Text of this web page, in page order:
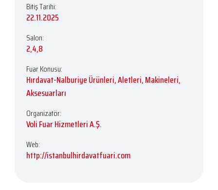
Bitiş Tarihi:
22.11.2025
Salon:
2,4,8
Fuar Konusu:
Hırdavat-Nalburiye Ürünleri, Aletleri, Makineleri,
Aksesuarları
Organizatör:
Voli Fuar Hizmetleri A.Ş.
Web:
http://istanbulhirdavatfuari.com